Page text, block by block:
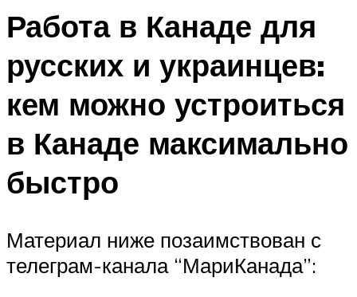
Работа в Канаде для
русских и украинцев:
кем можно устроиться
в Канаде максимально
быстро
Материал ниже позаимствован с
телеграм-канала “МариКанада”: